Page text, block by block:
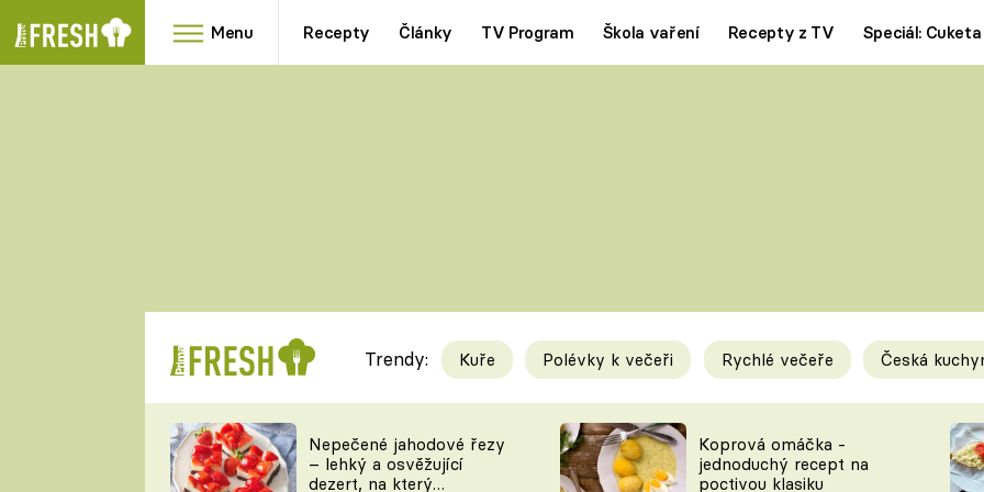
Menu Recepty Články TV Program Škola vaření Recepty z TV Speciál: Cuketa
RYCHLOVKY
Videorecepty
TEĎ VAŘÍ ŠÉF!
Tipy a triky
KAM ZA JÍDLEM
Trendy: Kuře Polévky k večeři Rychlé večeře Česká
Nepečené jahodové řezy
– lehký a osvěžující
dezert, na který
Koprová omáčka -
jednoduchý recept na
poctivou klasiku